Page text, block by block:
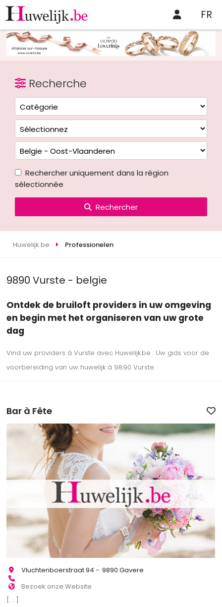
FR
Recherche
Rechercher uniquement dans la région
sélectionnée
Rechercher
Huwelijk.be Professionelen
9890 Vurste - belgie
Ontdek de bruiloft providers in uw omgeving
en begin met het organiseren van uw grote
dag
Vind uw providers à Vurste avec Huwelijk.be : Uw gids voor de
voorbereiding van uw huwelijk à 9890 Vurste
Bar à Fête
Vluchtenboerstraat 94 - 9890 Gavere
Bezoek onze Website
[...]